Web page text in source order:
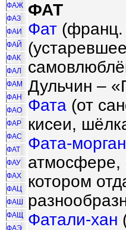
ФАЖ
ФАЗ
ФАИ
ФАЙ
ФАК
ФАЛ
ФАМ
ФАН
ФАО
ФАР
ФАС
ФАТ
ФАУ
ФАХ
ФАЦ
ФАШ
ФАЩ
ФАЭ
ФАТ
Фат (франц.
Дульчин –
Фата (от
кисеи,
Фата-
атмосфере,
котором
Фатали-хан